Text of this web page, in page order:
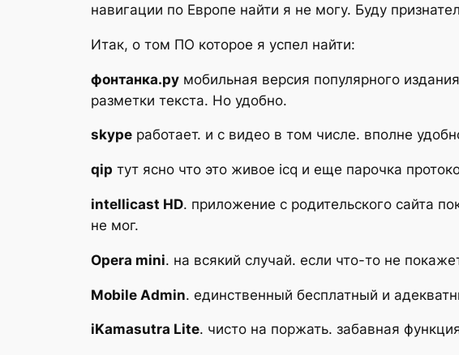
навигации по Европе найти я не могу. Буду
Итак, о том ПО которое я успел найти:
фонтанка.ру мобильная версия популярного
разметки текста. Но удобно.
skype работает. и с видео в том числе. вполне
qip тут ясно что это живое icq и еще парочка
intellicast HD. приложение с родительского сайта
не мог.
Opera mini. на всякий случай. если что-то не
Mobile Admin. единственный бесплатный и
iKamasutra Lite. чисто на поржать. забавная